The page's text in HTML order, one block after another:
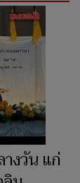
งวัน แก่